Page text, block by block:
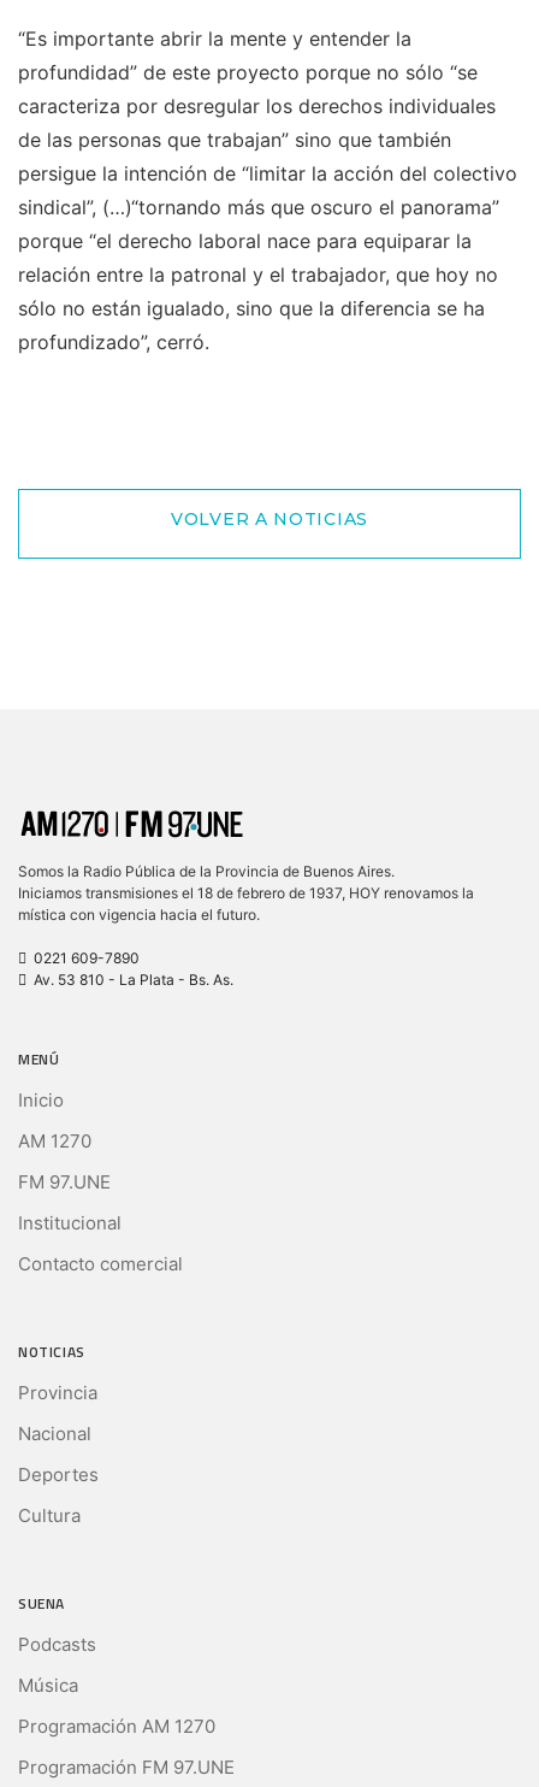
“Es importante abrir la mente y entender la
profundidad” de este proyecto porque no sólo “se
caracteriza por desregular los derechos individuales
de las personas que trabajan” sino que también
persigue la intención de “limitar la acción del colectivo
sindical”, (…)“tornando más que oscuro el panorama”
porque “el derecho laboral nace para equiparar la
relación entre la patronal y el trabajador, que hoy no
sólo no están igualado, sino que la diferencia se ha
profundizado”, cerró.
VOLVER A NOTICIAS
Somos la Radio Pública de la Provincia de Buenos Aires.
Iniciamos transmisiones el 18 de febrero de 1937, HOY renovamos la
mística con vigencia hacia el futuro.
0221 609-7890
Av. 53 810 - La Plata - Bs. As.
MENÚ
Inicio
AM 1270
FM 97.UNE
Institucional
Contacto comercial
NOTICIAS
Provincia
Nacional
Deportes
Cultura
SUENA
Podcasts
Música
Programación AM 1270
Programación FM 97.UNE